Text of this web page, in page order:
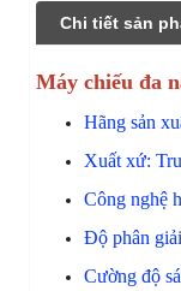
Chi tiết sản
Máy chiếu đa
Hãng sản
Xuất xứ:
Công nghệ
Độ phân
Cường độ